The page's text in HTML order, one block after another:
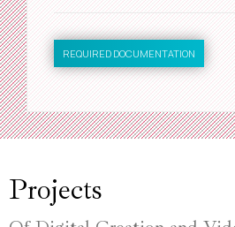
REQUIRED DOCUMENTATION
Projects